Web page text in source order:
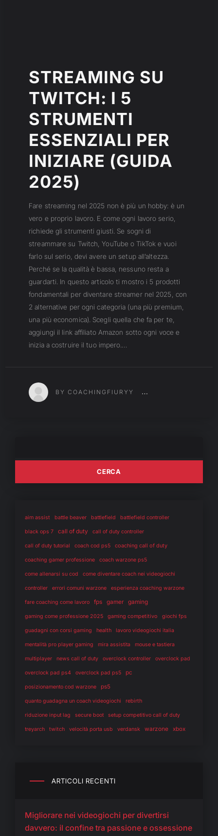
STREAMING SU
TWITCH: I 5
STRUMENTI
ESSENZIALI PER
INIZIARE (GUIDA
2025)
Fare streaming nel 2025 non è più un hobby: è un
vero e proprio lavoro. E come ogni lavoro serio,
richiede gli strumenti giusti. Se sogni di
streammare su Twitch, YouTube o TikTok e vuoi
farlo sul serio, devi avere un setup all’altezza.
Perché se la qualità è bassa, nessuno resta a
guardarti. In questo articolo ti mostro i 5 prodotti
fondamentali per diventare streamer nel 2025, con
2 alternative per ogni categoria (una più premium,
una più economica). Scegli quella che fa per te,
aggiungi il link affiliato Amazon sotto ogni voce e
inizia a costruire il tuo impero.…
BY COACHINGFIURYY
aim assist battle beaver battlefield battlefield controller
black ops 7 call of duty call of duty controller
call of duty tutorial coach cod ps5 coaching call of duty
coaching gamer professione coach warzone ps5
come allenarsi su cod come diventare coach nei videogiochi
controller errori comuni warzone esperienza coaching warzone
fare coaching come lavoro fps gamer gaming
gaming come professione 2025 gaming competitivo giochi fps
guadagni con corsi gaming health lavoro videogiochi italia
mentalità pro player gaming mira assistita mouse e tastiera
multiplayer news call of duty overclock controller overclock pad
overclock pad ps4 overclock pad ps5 pc
posizionamento cod warzone ps5
quanto guadagna un coach videogiochi rebirth
riduzione input lag secure boot setup competitivo call of duty
treyarch twitch velocità porta usb verdansk warzone xbox
ARTICOLI RECENTI
Migliorare nei videogiochi per divertirsi
davvero: il confine tra passione e ossessione